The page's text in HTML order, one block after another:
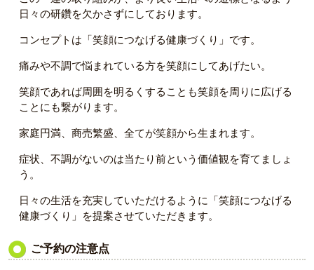
日々の研鑽を欠かさずにしております。
コンセプトは「笑顔につなげる健康づくり」です。
痛みや不調で悩まれている方を笑顔にしてあげたい。
笑顔であれば周囲を明るくすることも笑顔を周りに広げる
ことにも繋がります。
家庭円満、商売繁盛、全てが笑顔から生まれます。
症状、不調がないのは当たり前という価値観を育てましょ
う。
日々の生活を充実していただけるように「笑顔につなげる
健康づくり」を提案させていただきます。
ご予約の注意点